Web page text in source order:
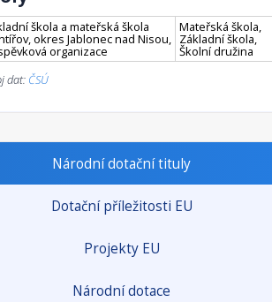
škola a mateřská škola
okres Jablonec nad Nisou,
organizace
Mateřská škola,
Základní škola,
Školní družina
dat: ČSÚ
Národní dotační tituly
Dotační příležitosti EU
Projekty EU
Národní dotace